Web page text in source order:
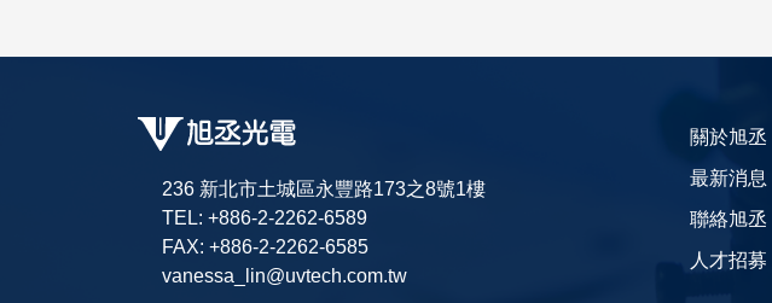
236 新北市土城區永豐路173之8號1樓
TEL: +886-2-2262-6589
FAX: +886-2-2262-6585
vanessa_lin@uvtech.com.tw
關於旭丞
最新消息
聯絡旭丞
人才招募